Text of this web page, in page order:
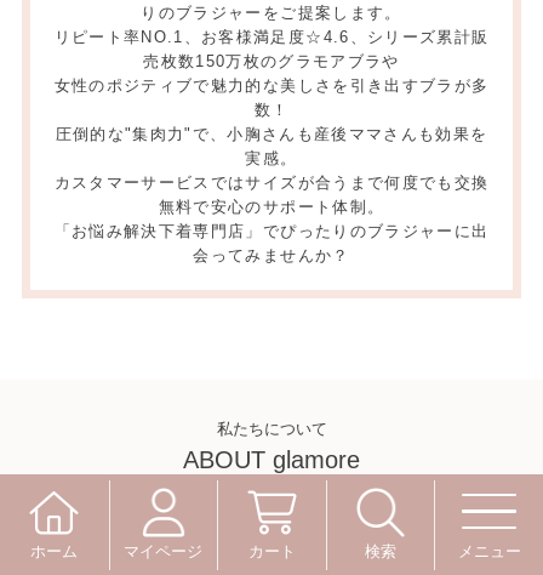
りのブラジャーをご提案します。
リピート率NO.1、お客様満足度☆4.6、シリーズ累計販
売枚数150万枚のグラモアブラや
女性のポジティブで魅力的な美しさを引き出すブラが多
数！
圧倒的な"集肉力"で、小胸さんも産後ママさんも効果を
実感。
カスタマーサービスではサイズが合うまで何度でも交換
無料で安心のサポート体制。
「お悩み解決下着専門店」でぴったりのブラジャーに出
会ってみませんか？
私たちについて
ABOUT glamore
ホーム マイページ カート 検索 メニュー